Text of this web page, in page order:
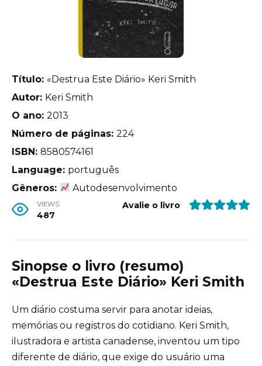
Título: «Destrua Este Diário» Keri Smith
Autor: Keri Smith
O ano: 2013
Número de páginas: 224
ISBN: 8580574161
Language: português
Gêneros:
Autodesenvolvimento
VIEWS
487
Avalie o livro
Sinopse o livro (resumo)
«Destrua Este Diário» Keri Smith
Um diário costuma servir para anotar ideias,
memórias ou registros do cotidiano. Keri Smith,
ilustradora e artista canadense, inventou um tipo
diferente de diário, que exige do usuário uma